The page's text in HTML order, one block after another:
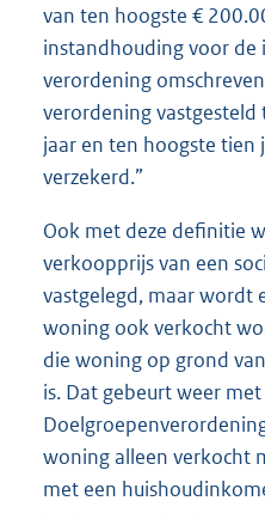
van ten hoogste €
instandhouding voor de
verordening
verordening
jaar en ten hoogste tien
verzekerd.”
Ook met deze definitie
verkoopprijs van een
vastgelegd, maar wordt
woning ook verkocht
die woning op grond
is. Dat gebeurt weer met
woning alleen verkocht
met een